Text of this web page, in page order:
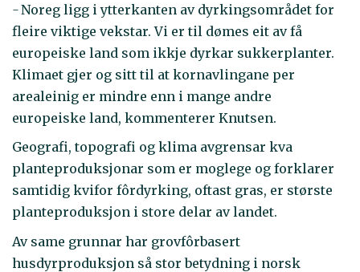
-Noreg ligg i ytterkanten av dyrkingsområdet for
fleire viktige vekstar. Vi er til dømes eit av få
europeiske land som ikkje dyrkar sukkerplanter.
Klimaet gjer og sitt til at kornavlingane per
arealeinig er mindre enn i mange andre
europeiske land, kommenterer Knutsen.
Geografi, topografi og klima avgrensar kva
planteproduksjonar som er moglege og forklarer
samtidig kvifor fôrdyrking, oftast gras, er største
planteproduksjon i store delar av landet.
Av same grunnar har grovfôrbasert
husdyrproduksjon så stor betydning i norsk